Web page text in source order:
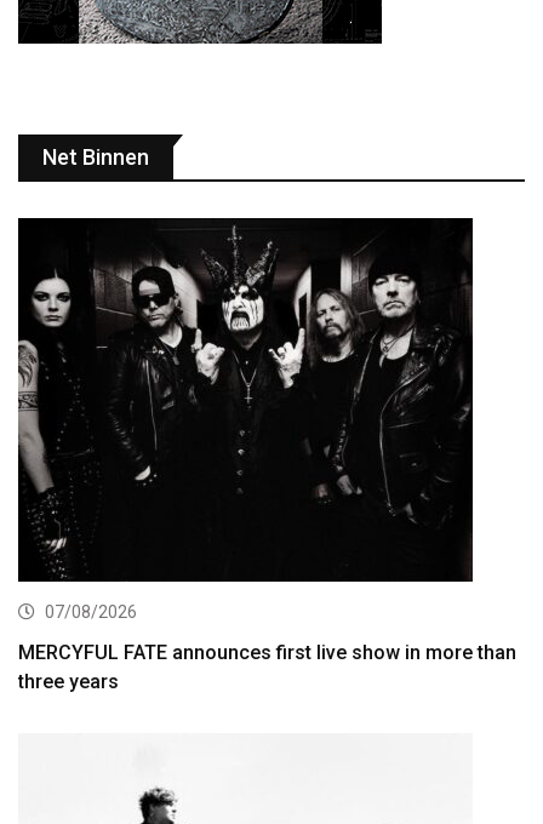
Net Binnen
07/08/2026
MERCYFUL FATE announces first live show in more than
three years